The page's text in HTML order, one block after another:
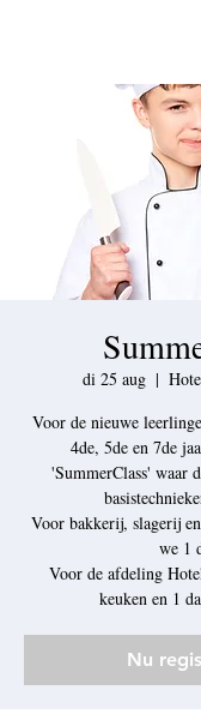
di 25 aug
  |
Voor de nieuwe
4de, 5de en 7de
'SummerClass' waar
Voor bakkerij, slagerij
we 1
Voor de afdeling
keuken en 1
Nu